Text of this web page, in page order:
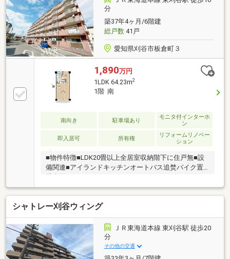
分
築37年4ヶ月/6階建
総戸数41戸
愛知県刈谷市板倉町３
1,890万円
1LDK 64.23m2
1階 南
南向き 駐車場あり
モニタ付インターホ
ン
即入居可 所有権
リフォームリノベー
ション
■物件特徴■LDK20畳以上全居室収納階下に住戸無■設
備関連■アイランドキッチンオートバス追焚バイク置
棚有■周辺環境■JR東海道本線「東刈谷」駅徒歩約10
分名鉄名古屋線「知立」駅バス約24分刈谷市立東刈谷
小学校徒歩約12分ミニストップ刈谷板倉町店徒歩約5
分ピアゴ東刈谷店徒歩約10分ドン・キホーテ 刈谷店徒
歩約12分＜2020年リノベーション済♪＞◇フローリン
グ張替◇クロス張替◇ユニットバス新調（追焚機能）
◇システムキッチン新調（人造大理石天板）◇洗面化
粧台新調◇トイレ新調◇建具新調
シャトレー刈谷ウィング
ＪＲ東海道本線 東刈谷駅 徒歩20
分
その他の交通